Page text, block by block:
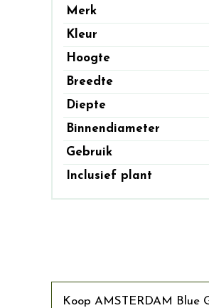
Merk
Kleur
Hoogte
Breedte
Diepte
Binnendiameter
Gebruik
Inclusief plant
Koop AMSTERDAM Blue